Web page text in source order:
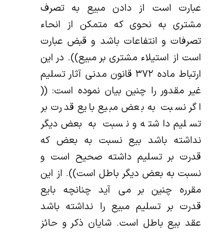
عبارت است از دادن مبیع به تصرف
مشتری به نحوی که متمکن از انحاء
تصرفات و انتفاعات باشد و قبض عبارت
است از استیلاء مشتری بر مبیع)). در این
ارتباط ماده ۳۷۲ قانون مدنی آثار تسلیم
غیر مقدور را چنین بیان نموده است: ((
اگر نسبت به بعض مبیع بایع قدرت بر
تسلیم داشته و نسبت به بعض دیگر
نداشته باشد بیع نسبت به بعض که
قدرت بر تسلیم داشته صحیح است و
نسبت به بعض دیگر باطل است)). از این
مقرره چنین بر می آید چنانچه بایع
قدرت بر تسلیم مبیع را نداشته باشد
عقد بیع باطل است. شایان ذکر و حائز